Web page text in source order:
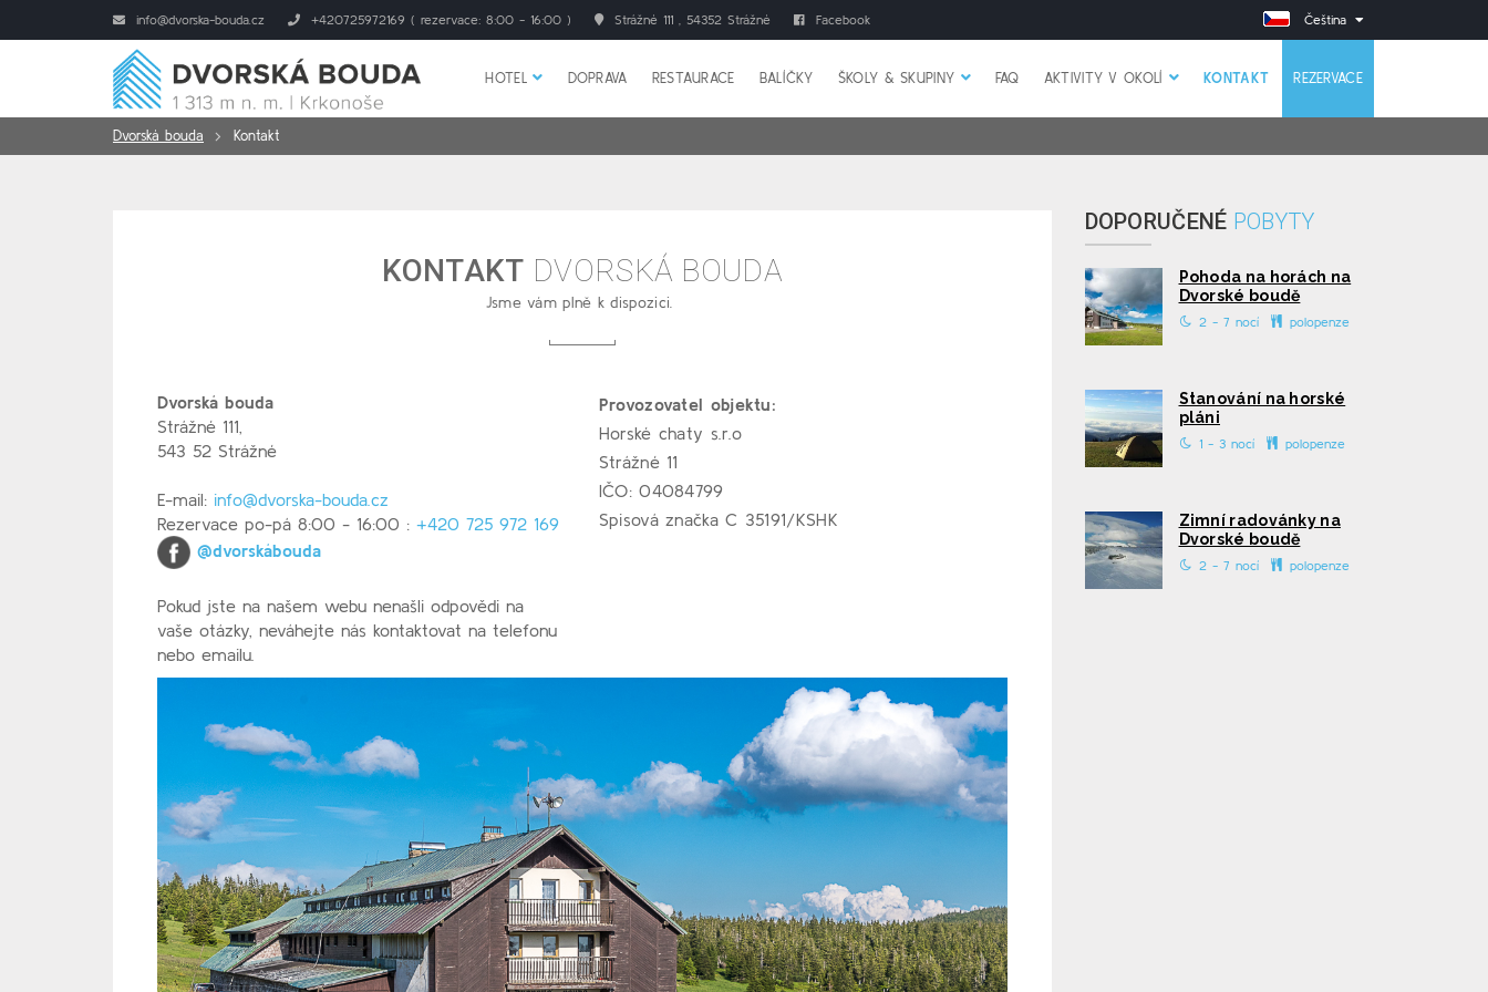
info@dvorska-bouda.cz +420725972169 ( rezervace: 8:00 - 16:00 ) Strážné 111 , 54352 Strážné Facebook Čeština
HOTEL DOPRAVA RESTAURACE BALÍČKY ŠKOLY & SKUPINY FAQ AKTIVITY V OKOLÍ KONTAKT REZERVACE
Dvorská bouda Kontakt
KONTAKT DVORSKÁ BOUDA
Jsme vám plně k dispozici.
Dvorská bouda
Strážné 111
543 52 Strážné
E-mail: info@dvorska-bouda.cz
Rezervace po-pá 8:00 - 16:00 : +420 725 972 169
@dvorskábouda
Pokud jste na našem webu nenašli odpovědi na
vaše otázky, neváhejte nás kontaktovat na telefonu
nebo emailu.
Provozovatel objektu:
Horské chaty s.r.o
Strážné 11
IČO: 04084799
Spisová značka C 35191/KSHK
DOPORUČENÉ POBYTY
Pohoda na horách na
Dvorské boudě
2 - 7 nocí polopenze
Stanování na horské
pláni
1 - 3 nocí polopenze
Zimní radovánky na
Dvorské boudě
2 - 7 nocí polopenze